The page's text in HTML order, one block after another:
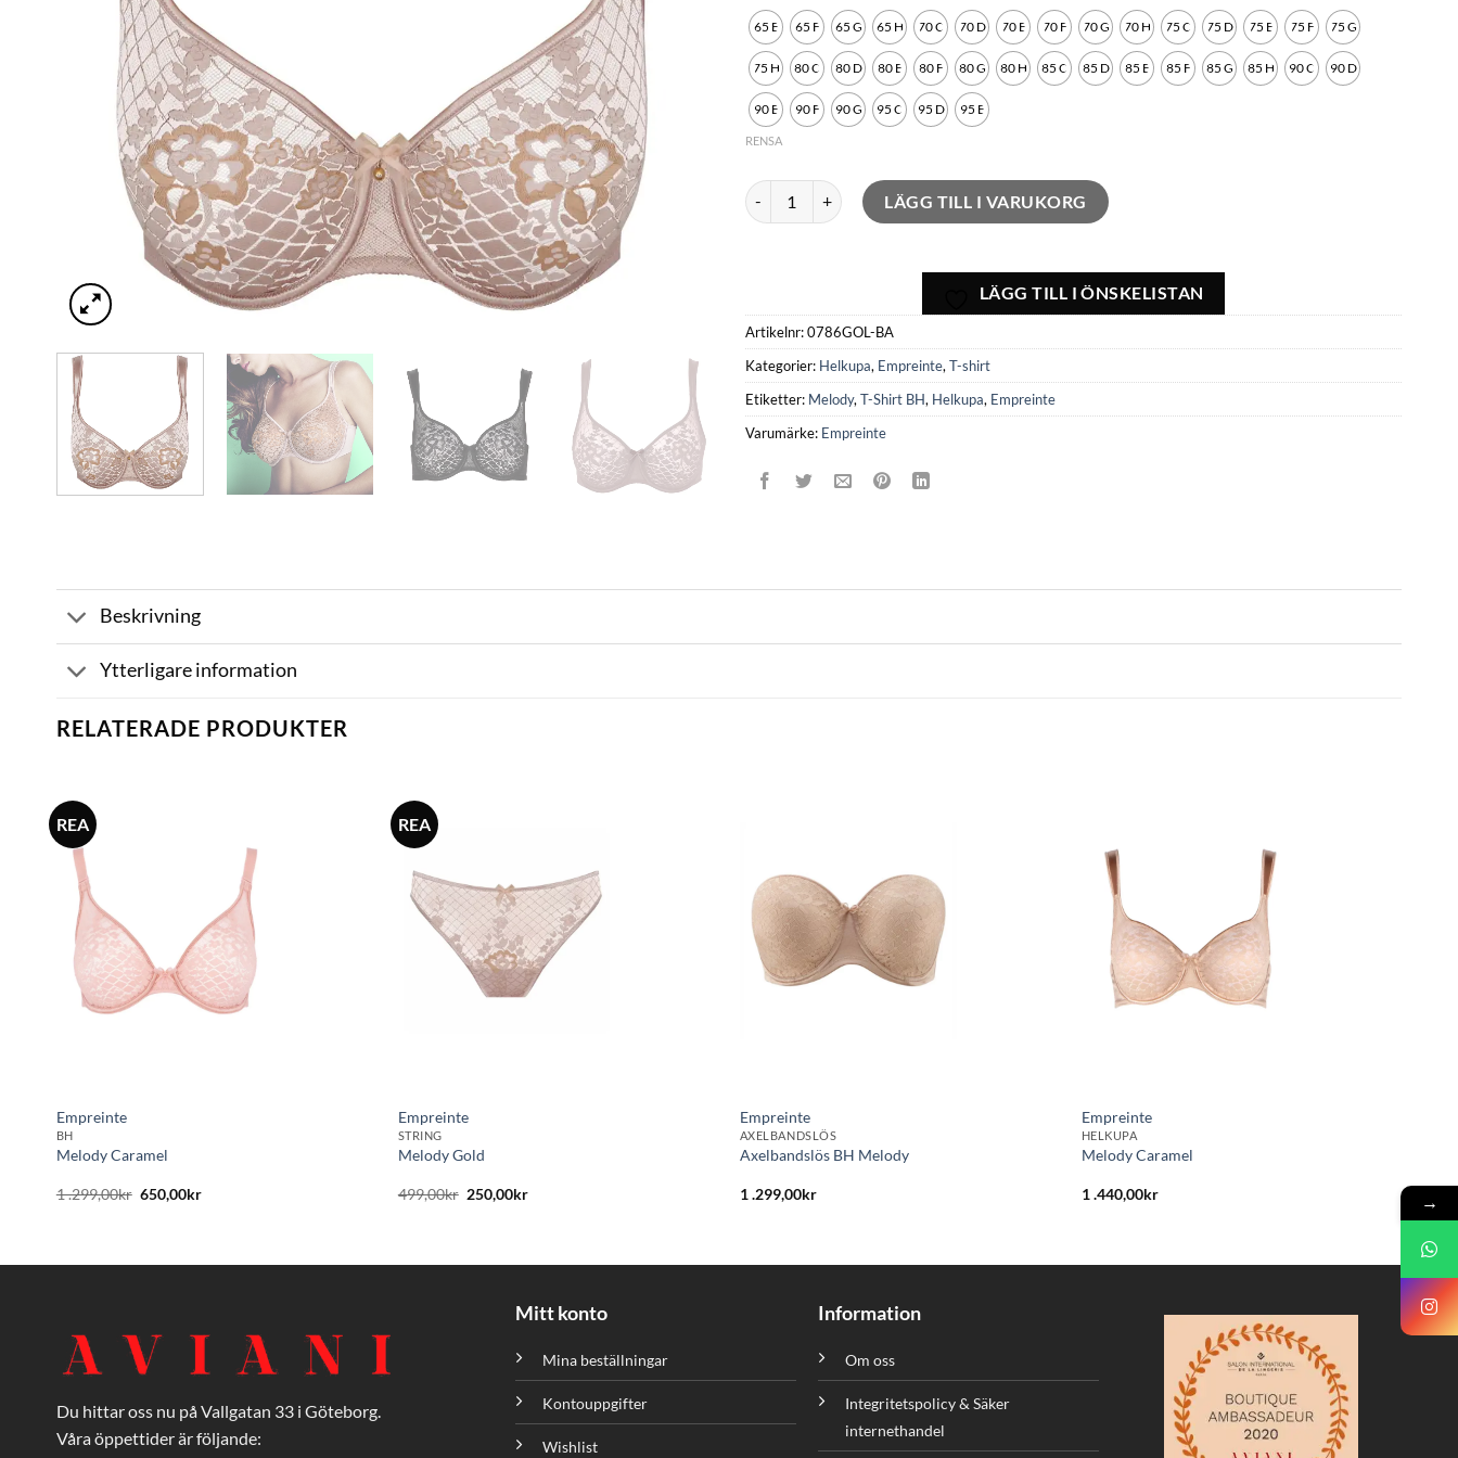
65 E 65 F 65 G 65 H 70 C 70 D 70 E 70 F 70 G 70 H 75 C 75 D 75 E 75 F 75 G
75 H 80 C 80 D 80 E 80 F 80 G 80 H 85 C 85 D 85 E 85 F 85 G 85 H 90 C 90 D
90 E 90 F 90 G 95 C 95 D 95 E
RENSA
Melody Gold mängd LÄGG TILL I VARUKORG
LÄGG TILL I ÖNSKELISTAN
Artikelnr:0786GOL-BA
Kategorier: Helkupa, Empreinte, T-shirt
Etiketter: Melody, T-Shirt BH, Helkupa, Empreinte
Varumärke: Empreinte
Beskrivning
Ytterligare information
RELATERADE PRODUKTER
REA
Empreinte
BH
Melody Caramel
1 .299,00kr Det
ursprungliga
.299,00kr.
650,00krDet
REA
Empreinte
STRING
Melody Gold
499,00kr Det
ursprungliga
250,00krDet
Empreinte
AXELBANDSLÖS
Axelbandslös BH Melody
1 .299,00kr
Empreinte
HELKUPA
Melody Caramel
1 .440,00kr
Du hittar oss nu på Vallgatan 33 i Göteborg.
Våra öppettider är följande:
Mitt konto
Mina beställningar
Kontouppgifter
Wishlist
Information
Om oss
Integritetspolicy & Säker
internethandel
→